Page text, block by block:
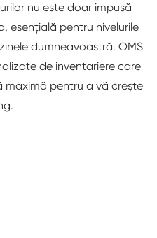
nu este doar impusă
esențială pentru nivelurile
dumneavoastră. OMS
de inventariere care
maximă pentru a vă crește